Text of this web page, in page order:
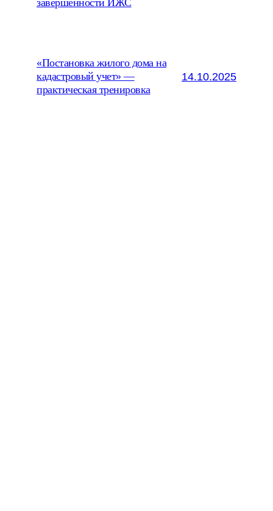
завершённости ИЖС
«Постановка жилого дома на
кадастровый учет» —
практическая тренировка
14.10.2025